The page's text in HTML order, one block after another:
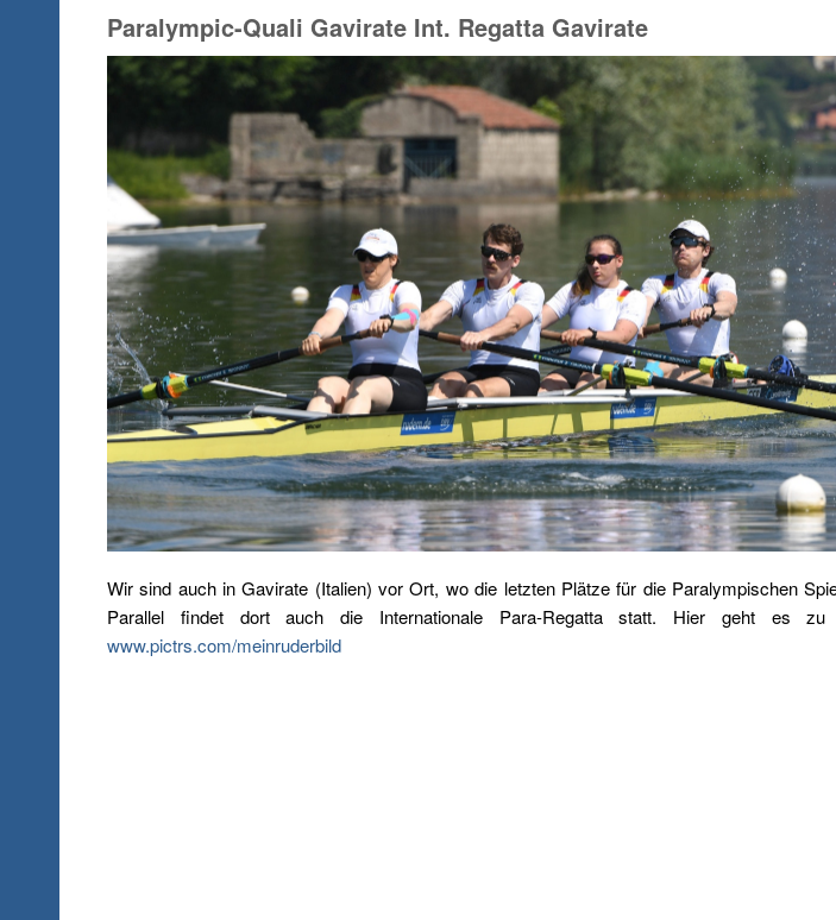
Paralympic-Quali Gavirate Int. Regatta Gavirate
Wir sind auch in Gavirate (Italien) vor Ort, wo die letzten Plätze für die Paralympischen
Parallel findet dort auch die Internationale Para-Regatta statt. Hier geht es zu
www.pictrs.com/meinruderbild